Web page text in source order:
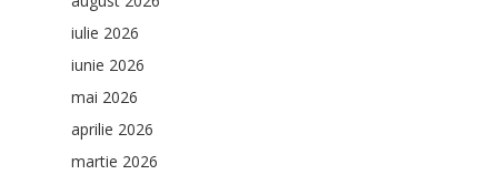
iulie 2026
iunie 2026
mai 2026
aprilie 2026
martie 2026